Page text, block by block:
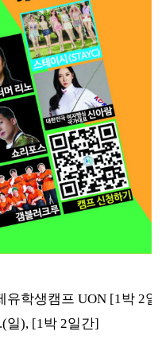
유학생캠프 UON [1박 2
일), [1박 2일간]